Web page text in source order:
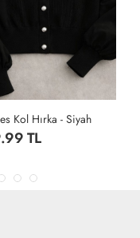
Prenses Kol Hırka - Beyaz
949.99 TL